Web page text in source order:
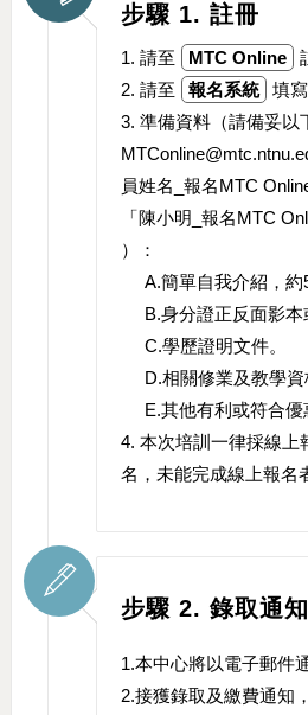
步驟 1. 註冊
1. 請至 MTC Online
2. 請至
報名系統
填
3. 準備資料（請備妥以
員姓名_報名MTC
「陳小明_報名MTC
）：
A.簡單自我介紹，約
B.身分證正反面影本
C.學歷證明文件。
D.相關修業及教學資
E.其他有利或符合優
4. 本次培訓一律採線上
名，未能完成線上報名
步驟 2. 錄取通
1.本中心將以電子郵件
2.接獲錄取及繳費通知